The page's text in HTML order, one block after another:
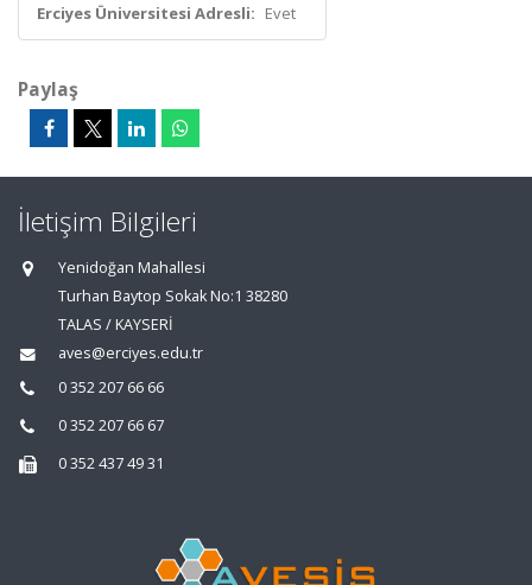
Erciyes Üniversitesi Adresli: Evet
Paylaş
İletişim Bilgileri
Yenidoğan Mahallesi
Turhan Baytop Sokak No:1 38280
TALAS / KAYSERİ
aves@erciyes.edu.tr
0 352 207 66 66
0 352 207 66 67
0 352 437 49 31